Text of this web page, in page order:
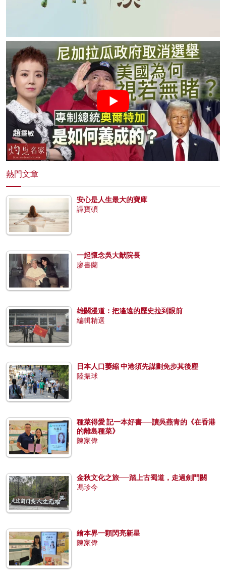
熱門文章
安心是人生最大的寶庫
譚寶碩
一起懷念吳大猷院長
廖書蘭
雄關漫道：把遙遠的歷史拉到眼前
編輯精選
日本人口萎縮 中港須先謀劃免步其後塵
陸振球
種菜得愛 記一本好書──讀吳燕青的《在香港
的離島種菜》
陳家偉
金秋文化之旅──踏上古蜀道，走過劍門關
馮珍今
繪本界一顆閃亮新星
陳家偉